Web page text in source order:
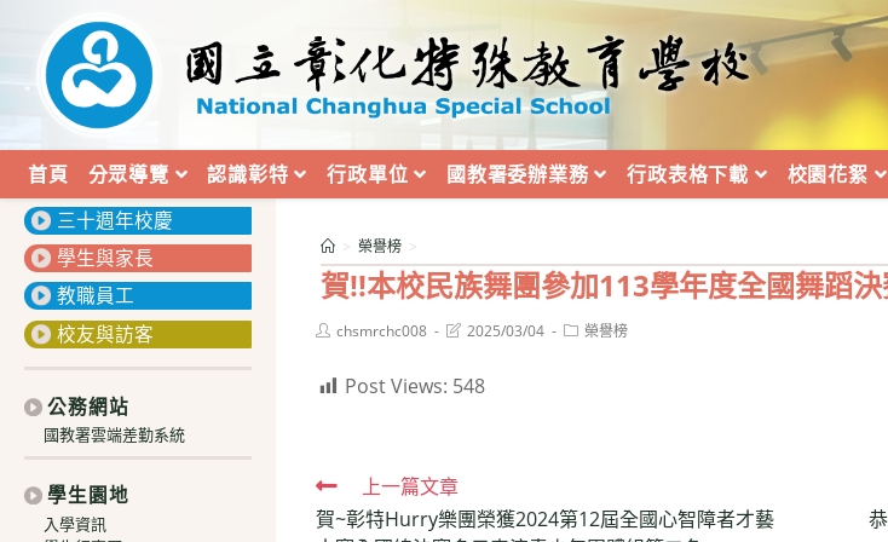
內
首頁 分眾導覽 認識彰特 行政單位 國教署委辦業務 行政表格下載 校園花絮
賀!!本校民族舞團參加113學年度全國舞蹈
> 榮譽榜 >
Postchsmrchc008
Post2025/03/04
Post榮譽榜
Post Views: 548
Read
more
上一篇文章
賀~彰特Hurry樂團榮獲2024第12屆全國心智障者才藝
:::
三十週年校慶
學生與家長
教職員工
校友與訪客
公務網站
國教署雲端差勤系統
學生園地
入學資訊